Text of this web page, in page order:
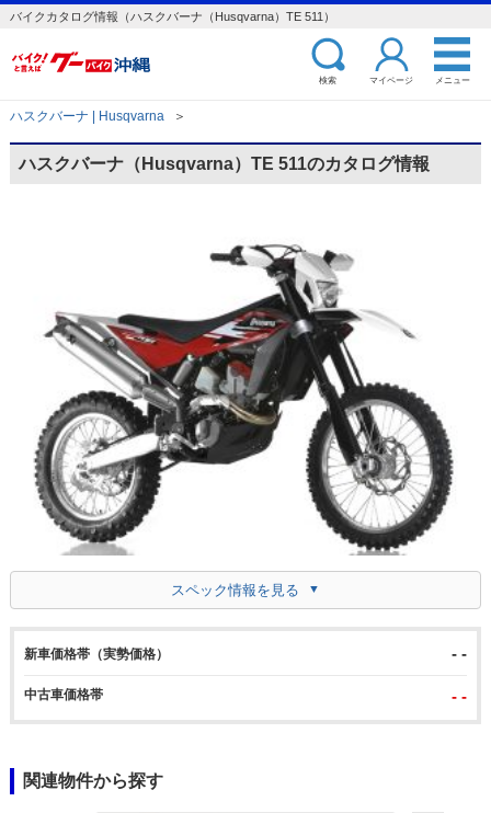
バイクカタログ情報（ハスクバーナ（Husqvarna）TE 511）
検索 マイページ メニュー
ハスクバーナ | Husqvarna ＞
ハスクバーナ（Husqvarna）TE 511のカタログ情報
スペック情報を見る
新車価格帯（実勢価格） - -
中古車価格帯 - -
関連物件から探す